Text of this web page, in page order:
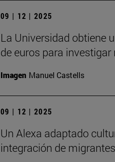
09 | 12 | 2025
La Universidad obtiene
de euros para
Imagen Manuel Castells
09 | 12 | 2025
Un Alexa adaptado
integración de